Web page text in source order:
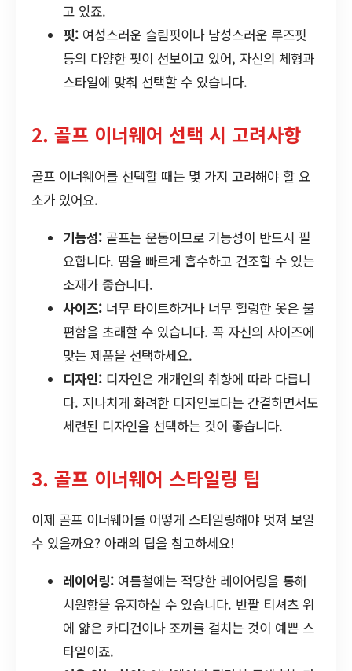
고 있죠.
핏: 여성스러운 슬림핏이나 남성스러운 루즈핏
등의 다양한 핏이 선보이고 있어, 자신의 체형과
스타일에 맞춰 선택할 수 있습니다.
2. 골프 이너웨어 선택 시 고려사항
골프 이너웨어를 선택할 때는 몇 가지 고려해야 할 요
소가 있어요.
기능성: 골프는 운동이므로 기능성이 반드시 필
요합니다. 땀을 빠르게 흡수하고 건조할 수 있는
소재가 좋습니다.
사이즈: 너무 타이트하거나 너무 헐렁한 옷은 불
편함을 초래할 수 있습니다. 꼭 자신의 사이즈에
맞는 제품을 선택하세요.
디자인: 디자인은 개개인의 취향에 따라 다릅니
다. 지나치게 화려한 디자인보다는 간결하면서도
세련된 디자인을 선택하는 것이 좋습니다.
3. 골프 이너웨어 스타일링 팁
이제 골프 이너웨어를 어떻게 스타일링해야 멋져 보일
수 있을까요? 아래의 팁을 참고하세요!
레이어링: 여름철에는 적당한 레이어링을 통해
시원함을 유지하실 수 있습니다. 반팔 티셔츠 위
에 얇은 카디건이나 조끼를 걸치는 것이 예쁜 스
타일이죠.